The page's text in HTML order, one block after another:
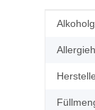
Wert